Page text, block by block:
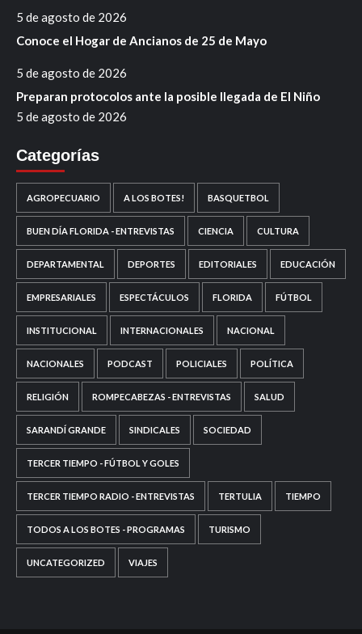
5 de agosto de 2026
Conoce el Hogar de Ancianos de 25 de Mayo
5 de agosto de 2026
Preparan protocolos ante la posible llegada de El Niño
5 de agosto de 2026
Categorías
AGROPECUARIO A LOS BOTES! BASQUETBOL
BUEN DÍA FLORIDA - ENTREVISTAS CIENCIA CULTURA
DEPARTAMENTAL DEPORTES EDITORIALES EDUCACIÓN
EMPRESARIALES ESPECTÁCULOS FLORIDA FÚTBOL
INSTITUCIONAL INTERNACIONALES NACIONAL
NACIONALES PODCAST POLICIALES POLÍTICA
RELIGIÓN ROMPECABEZAS - ENTREVISTAS SALUD
SARANDÍ GRANDE SINDICALES SOCIEDAD
TERCER TIEMPO - FÚTBOL Y GOLES
TERCER TIEMPO RADIO - ENTREVISTAS TERTULIA TIEMPO
TODOS A LOS BOTES - PROGRAMAS TURISMO
UNCATEGORIZED VIAJES